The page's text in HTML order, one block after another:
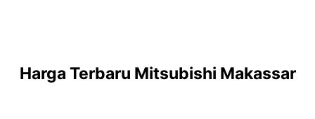
Harga Terbaru Mitsubishi Makassar